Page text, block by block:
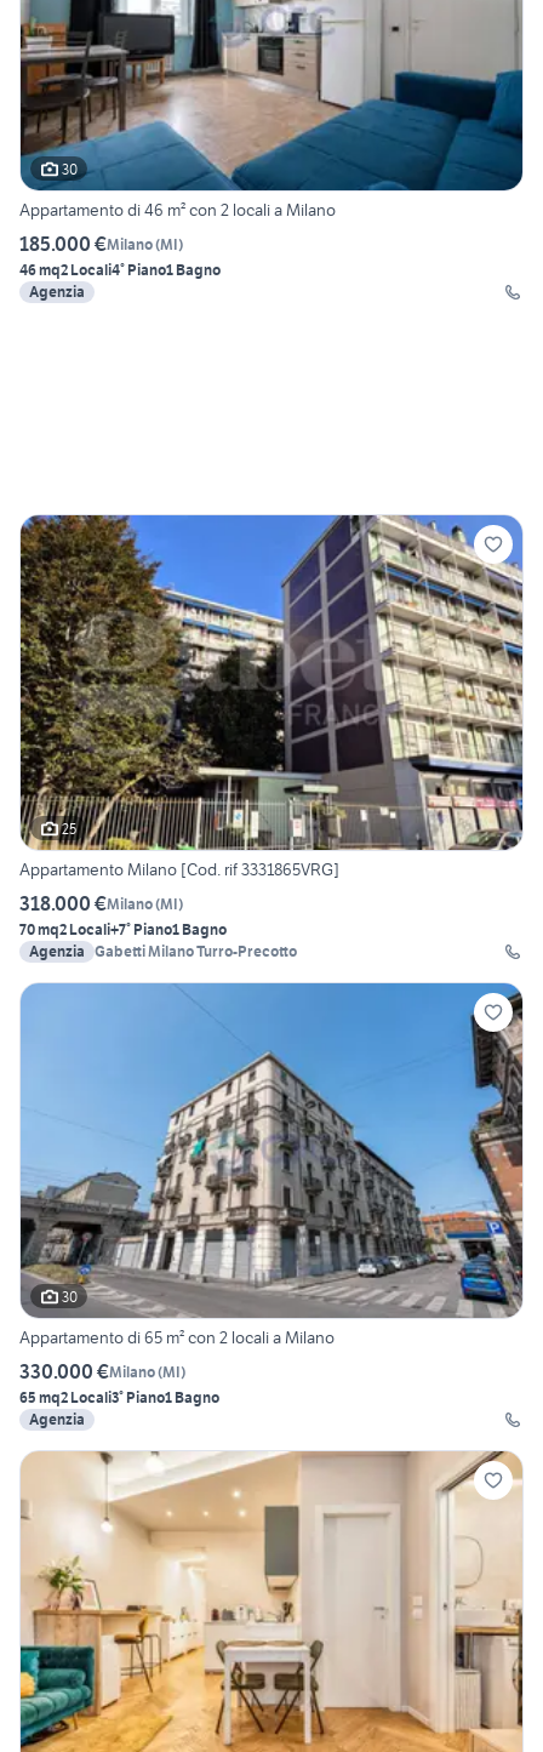
30
Appartamento di 46 m² con 2 locali a Milano
185.000 €Milano(MI)
46 mq2 Locali4° Piano1 Bagno
Agenzia
25
Appartamento Milano [Cod. rif 3331865VRG]
318.000 €Milano(MI)
70 mq2 Locali+7° Piano1 Bagno
Agenzia Gabetti Milano Turro-Precotto
30
Appartamento di 65 m² con 2 locali a Milano
330.000 €Milano(MI)
65 mq2 Locali3° Piano1 Bagno
Agenzia